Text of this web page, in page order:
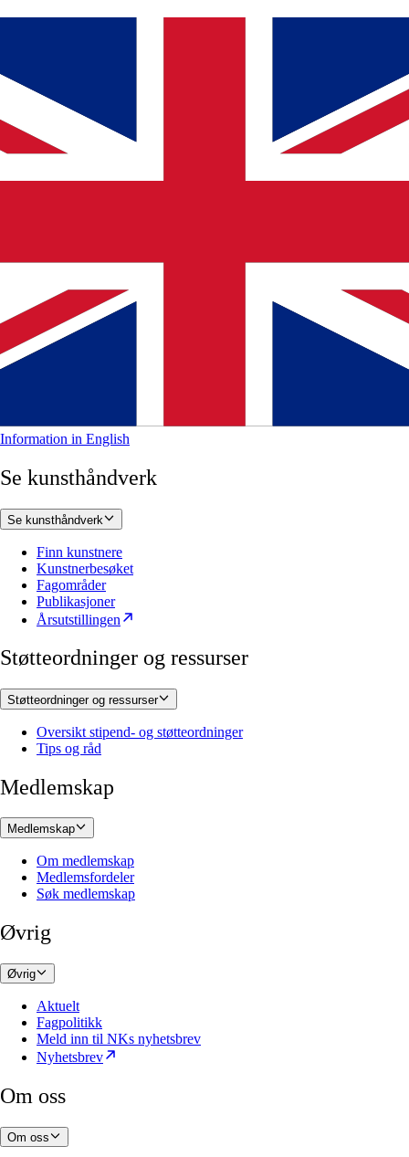
Information in English
Se kunsthåndverk
Se kunsthåndverk
Finn kunstnere
Kunstnerbesøket
Fagområder
Publikasjoner
Årsutstillingen
Støtteordninger og ressurser
Støtteordninger og ressurser
Oversikt stipend- og støtteordninger
Tips og råd
Medlemskap
Medlemskap
Om medlemskap
Medlemsfordeler
Søk medlemskap
Øvrig
Øvrig
Aktuelt
Fagpolitikk
Meld inn til NKs nyhetsbrev
Nyhetsbrev
Om oss
Om oss